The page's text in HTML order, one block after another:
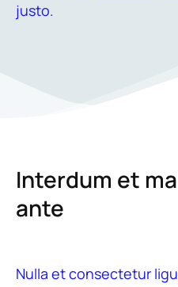
justo.
Interdum et
ante
Nulla et consectetur